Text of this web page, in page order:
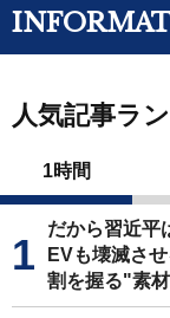
人気記事ラ
1時間
だから習近平
EVも壊滅さ
割を握る"素